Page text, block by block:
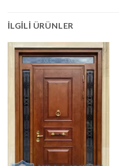
İLGILI ÜRÜNLER